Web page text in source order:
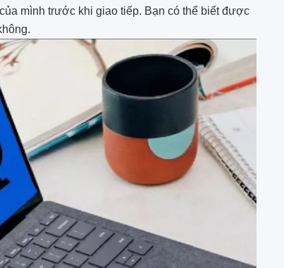
mình trước khi giao tiếp. Bạn có thể biết được